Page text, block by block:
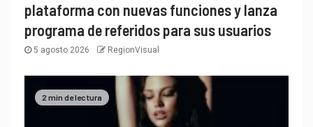
plataforma con nuevas funciones y lanza
programa de referidos para sus usuarios
5 agosto 2026 RegionVisual
2 min de lectura